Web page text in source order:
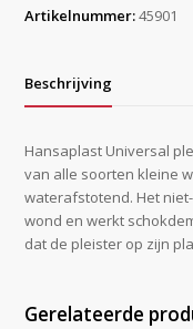
Artikelnummer:45901
Beschrijving
Hansaplast Universal
van alle soorten kleine
waterafstotend. Het
wond en werkt
dat de pleister op zijn
Gerelateerde